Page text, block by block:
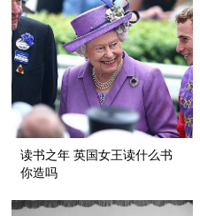
读书之年 英国女王读什么书
你造吗